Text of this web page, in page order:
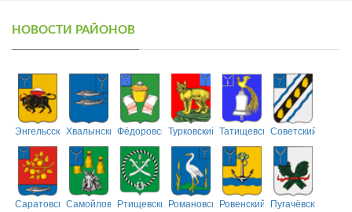
НОВОСТИ РАЙОНОВ
ЭнгельсскийХвалынскийФёдоровскийТурковский ТатищевскийСоветский
СаратовскийСамойловскийРтищевскийРомановскийРовенский Пугачёвский